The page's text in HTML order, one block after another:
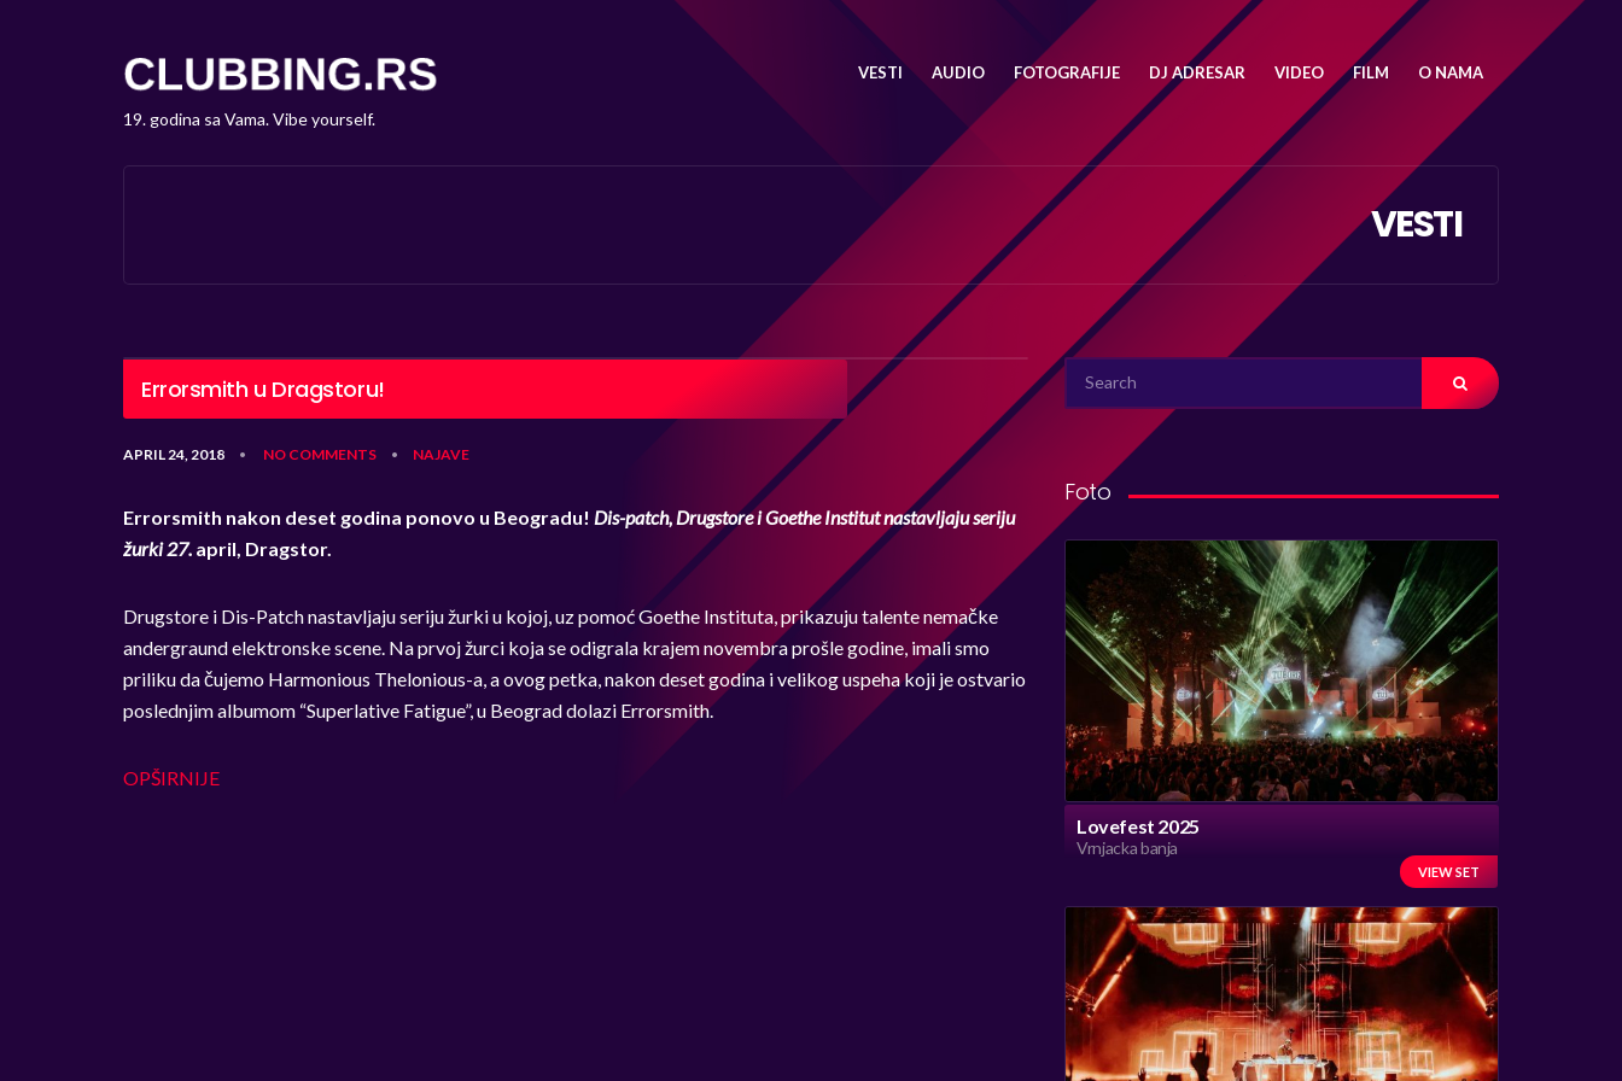
19. godina sa Vama. Vibe yourself.
VESTI AUDIO FOTOGRAFIJE DJ ADRESAR VIDEO FILM O NAMA
VESTI
Errorsmith u Dragstoru!
APRIL 24, 2018 • NO COMMENTS • NAJAVE
Errorsmith nakon deset godina ponovo u Beogradu! Dis-patch, Drugstore i Goethe Institut nastavljaju seriju
žurki 27. april, Dragstor.
Drugstore i Dis-Patch nastavljaju seriju žurki u kojoj, uz pomoć Goethe Instituta, prikazuju talente nemačke
andergraund elektronske scene. Na prvoj žurci koja se odigrala krajem novembra prošle godine, imali smo
priliku da čujemo Harmonious Thelonious-a, a ovog petka, nakon deset godina i velikog uspeha koji je ostvario
poslednjim albumom “Superlative Fatigue”, u Beograd dolazi Errorsmith.
OPŠIRNIJE
SEARCH
FOR:
Foto
Lovefest 2025
Vrnjacka banja
VIEW SET